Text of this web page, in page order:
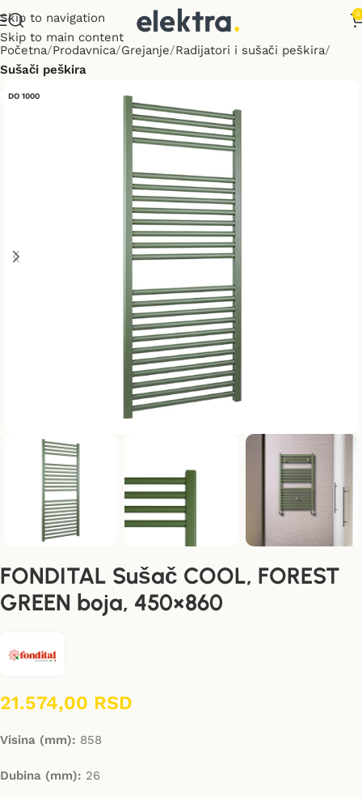
Skip to navigation
Skip to main content
0
Početna Prodavnica Grejanje Radijatori i sušači peškira
Sušači peškira
DO 1000
FONDITAL Sušač COOL, FOREST
GREEN boja, 450×860
21.574,00 RSD
Visina (mm): 858
Dubina (mm): 26